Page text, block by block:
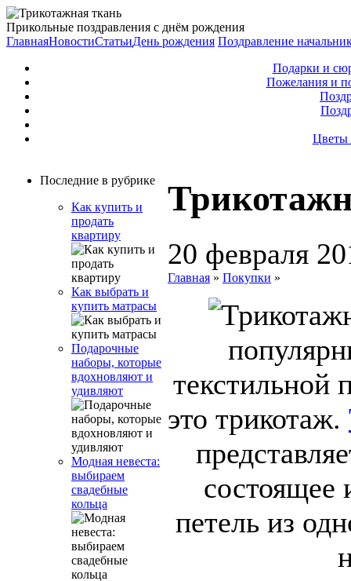
Прикольные поздравления с днём рождения
ГлавнаяНовостиСтатьиДень рождения Поздравление
Подарки и
Пожелания и
Цветы
Последние в рубрике
Как купить и
продать
квартиру
Как выбрать и
купить матрасы
Подарочные
наборы, которые
вдохновляют и
удивляют
Модная невеста:
выбираем
свадебные
кольца
20 февраля
Главная » Покупки »
текстильной
это трикотаж.
состоящее
петель из